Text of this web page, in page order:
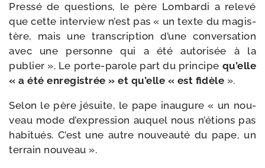
Pressé de ques­tions, le père Lombardi a rele­vé
que cette inter­view n’est pas « un texte du magis­
tère, mais une trans­crip­tion d’une conver­sa­tion
avec une per­sonne qui a été auto­ri­sée à la
publier ». Le porte-​parole part du prin­cipe qu’elle
« a été enre­gis­trée » et qu’elle « est fidèle ».
Selon le père jésuite, le pape inau­gure « un nou­
veau mode d’ex­pres­sion auquel nous n’é­tions pas
habi­tués. C’est une autre nou­veau­té du pape, un
ter­rain nouveau ».